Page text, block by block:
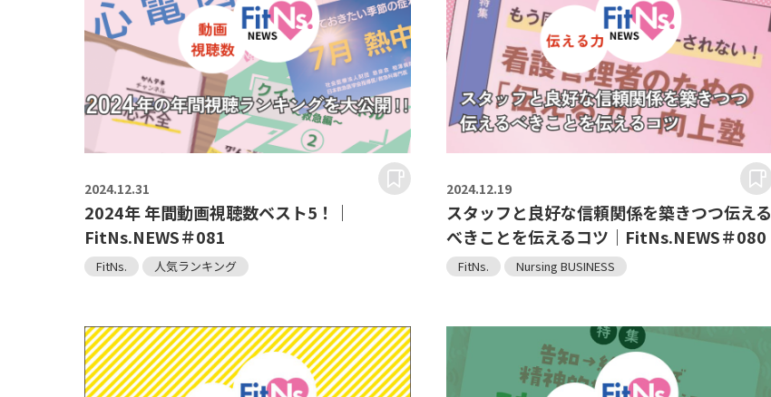
2024.12.31
2024年 年間動画視聴数ベスト5！｜
FitNs.NEWS＃081
FitNs. 人気ランキング
2024.12.19
スタッフと良好な信頼関係を築きつつ伝える
べきことを伝えるコツ｜FitNs.NEWS＃080
FitNs. Nursing BUSINESS